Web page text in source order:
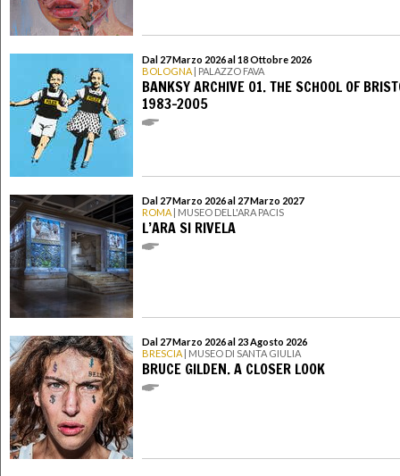
Dal 27 Marzo 2026 al 18 Ottobre 2026
BOLOGNA | PALAZZO FAVA
BANKSY ARCHIVE 01. THE SCHOOL OF
1983-2005
Dal 27 Marzo 2026 al 27 Marzo 2027
ROMA | MUSEO DELL'ARA PACIS
L’ARA SI RIVELA
Dal 27 Marzo 2026 al 23 Agosto 2026
BRESCIA | MUSEO DI SANTA GIULIA
BRUCE GILDEN. A CLOSER LOOK